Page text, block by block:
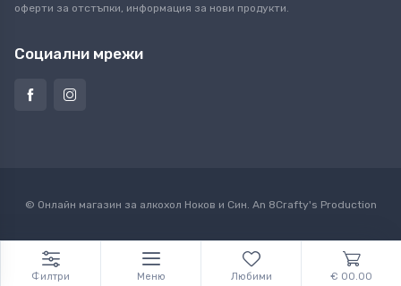
оферти за отстъпки, информация за нови продукти.
Социални мрежи
© Онлайн магазин за алкохол Ноков и Син. An 8Crafty's Production
Филтри Меню Любими € 00.00